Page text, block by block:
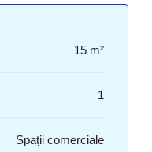
15 m²
1
Spații comerciale